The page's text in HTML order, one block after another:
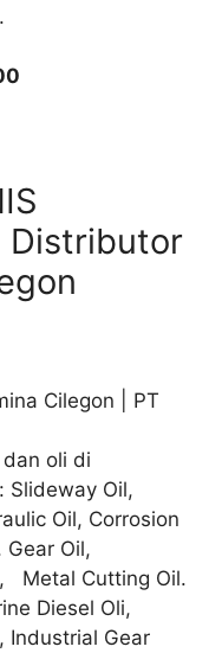
Distributor
Cilegon | PT
oli di
Slideway Oil,
Oil, Corrosion
Gear Oil,
Metal Cutting Oil.
Diesel Oli,
Industrial Gear